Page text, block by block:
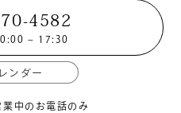
4582
– 17:30
ンダー
中のお電話のみ